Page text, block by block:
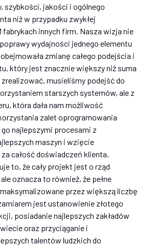
szybkości, jakości i ogólnego
niż w przypadku zwykłej
fabrykach innych firm. Nasza wizja nie
wydajności jednego elementu
zmianę całego podejścia i
który jest znacznie większy niż suma
musieliśmy podejść do
starszych systemów, ale z
która dała nam możliwość
zalet oprogramowania
najlepszymi procesami z
maszyn i wzięcie
całość doświadczeń klienta.
to, że cały projekt jest o rząd
oznacza to również, że pełne
przez większą liczbę
jest ustanowienie złotego
posiadanie najlepszych zakładów
oraz przyciąganie i
talentów ludzkich do